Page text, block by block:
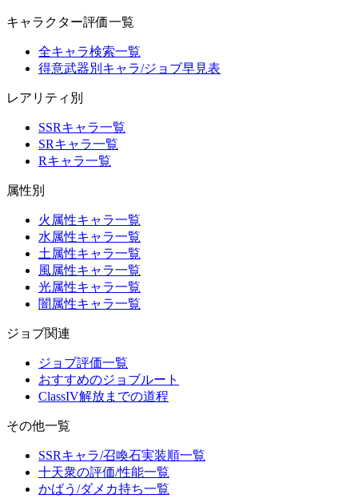
キャラクター評価一覧
全キャラ検索一覧
得意武器別キャラ/ジョブ早見表
レアリティ別
SSRキャラ一覧
SRキャラ一覧
Rキャラ一覧
属性別
火属性キャラ一覧
水属性キャラ一覧
土属性キャラ一覧
風属性キャラ一覧
光属性キャラ一覧
闇属性キャラ一覧
ジョブ関連
ジョブ評価一覧
おすすめのジョブルート
ClassIV解放までの道程
その他一覧
SSRキャラ/召喚石実装順一覧
十天衆の評価/性能一覧
かばう/ダメカ持ち一覧